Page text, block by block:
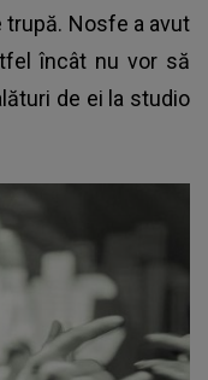
trupă. Nosfe a avut
încât nu vor să
de ei la studio